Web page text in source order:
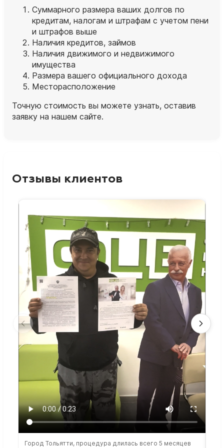
Суммарного размера ваших долгов по
кредитам, налогам и штрафам с учетом пени
и штрафов выше
Наличия кредитов, займов
Наличия движимого и недвижимого
имущества
Размера вашего официального дохода
Месторасположение
Точную стоимость вы можете узнать, оставив
заявку на нашем сайте.
Отзывы клиентов
Город Тольятти, процедура длилась всего 5 месяцев